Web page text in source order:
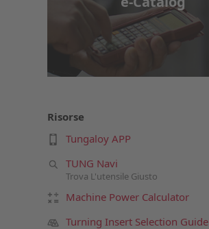
Risorse
Tungaloy APP
TUNG Navi
Trova L'utensile Giusto
Machine Power Calculator
Turning Insert Selection Guide